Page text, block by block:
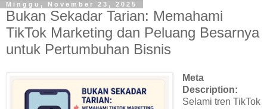
Minggu, November 23, 2025
Bukan Sekadar Tarian: Memahami
TikTok Marketing dan Peluang Besarnya
untuk Pertumbuhan Bisnis
Meta
Description:
Selami tren TikTok